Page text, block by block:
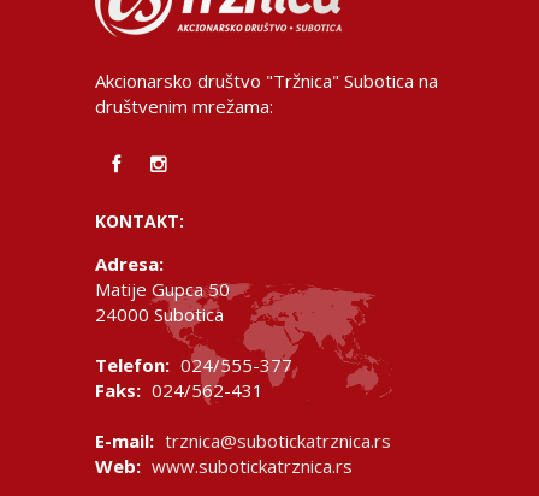
Akcionarsko društvo "Tržnica" Subotica na
društvenim mrežama:
KONTAKT:
Adresa:
Matije Gupca 50
24000 Subotica
Telefon: 024/555-377
Faks: 024/562-431
E-mail: trznica@subotickatrznica.rs
Web: www.subotickatrznica.rs